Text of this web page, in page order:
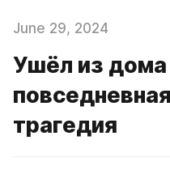
June 29, 2024
Ушёл из дома
трагедия